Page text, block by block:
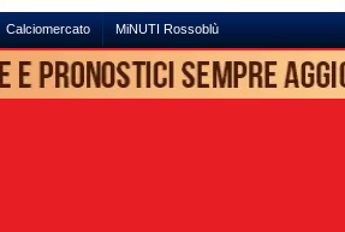
Calciomercato MiNUTI Rossoblù